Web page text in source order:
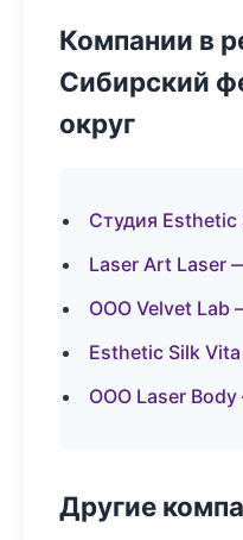
Компании в
Сибирский
округ
Студия
Laser Art Laser
ООО Velvet Lab
Esthetic Silk
ООО Laser
Другие